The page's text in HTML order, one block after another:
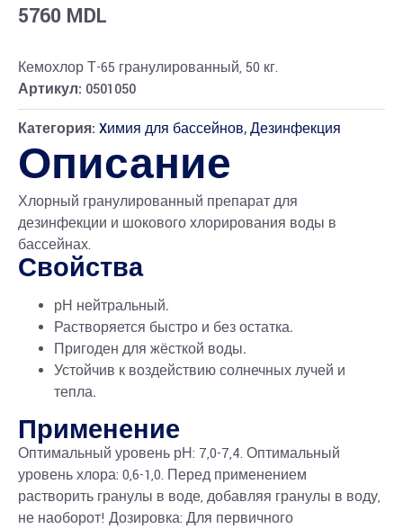
5760 MDL
Кемохлор Т-65 гранулированный, 50 кг.
Артикул: 0501050
Категория: Xимия для бассейнов,Дезинфекция
Описание
Хлорный гранулированный препарат для
дезинфекции и шокового хлорирования воды в
бассейнах.
Свойства
рН нейтральный.
Растворяется быстро и без остатка.
Пригоден для жёсткой воды.
Устойчив к воздействию солнечных лучей и
тепла.
Применение
Оптимальный уровень рН: 7,0-7,4. Оптимальный
уровень хлора: 0,6-1,0. Перед применением
растворить гранулы в воде, добавляя гранулы в воду,
не наоборот! Дозировка: Для первичного